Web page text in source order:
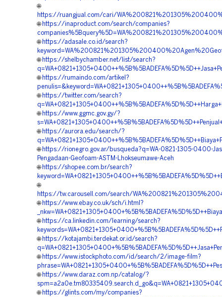
🌐
https://ruangjual.com/cari/
🌐 https://inaproduct.com/search/companies?
🌐 https://adasale.co.id/search?
🌐 https://shelbychamber.net/list/search?
🌐 https://rumaindo.com/artikel?
🌐 https://twitter.com/search?
🌐 https://www.ggmc.gov.gy/?
🌐 https://aurora.edu/search/?
🌐 https://rionegro.gov.ar/busqueda?q=WA-0821-1305-0400-
Pengadaan-Geofoam-ASTM-Lhokseumawe-Aceh
🌐 https://shopee.com.br/search?
🌐
https://tw.carousell.com/search/
🌐 https://www.ebay.co.uk/sch/i.html?
🌐 https://ca.linkedin.com/learning/search?
🌐 https://kotajambi.terdekat.or.id/search?
🌐 https://www.istockphoto.com/id/search/2/image-film?
🌐 https://www.daraz.com.np/catalog/?
🌐 https://glints.com/my/companies?